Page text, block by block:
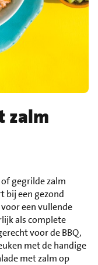
zalm
gegrilde zalm
bij een gezond
een vullende
als complete
voor de BBQ,
met de handige
met zalm op